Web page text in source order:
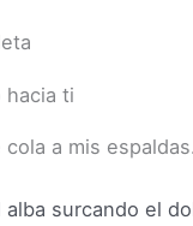
hacia ti
a mis espaldas.
alba surcando el